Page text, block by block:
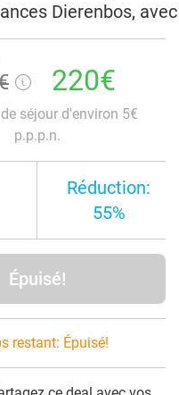
Dierenbos,
220€
séjour d'environ 5€
p.p.p.n.
Réduction:
55%
Épuisé!
restant: Épuisé!